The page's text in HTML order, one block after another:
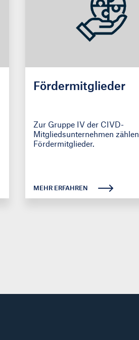
Fördermitglieder
Zur Gruppe IV der CIVD-
Mitgliedsunternehmen zählen
Fördermitglieder.
MEHR ERFAHREN